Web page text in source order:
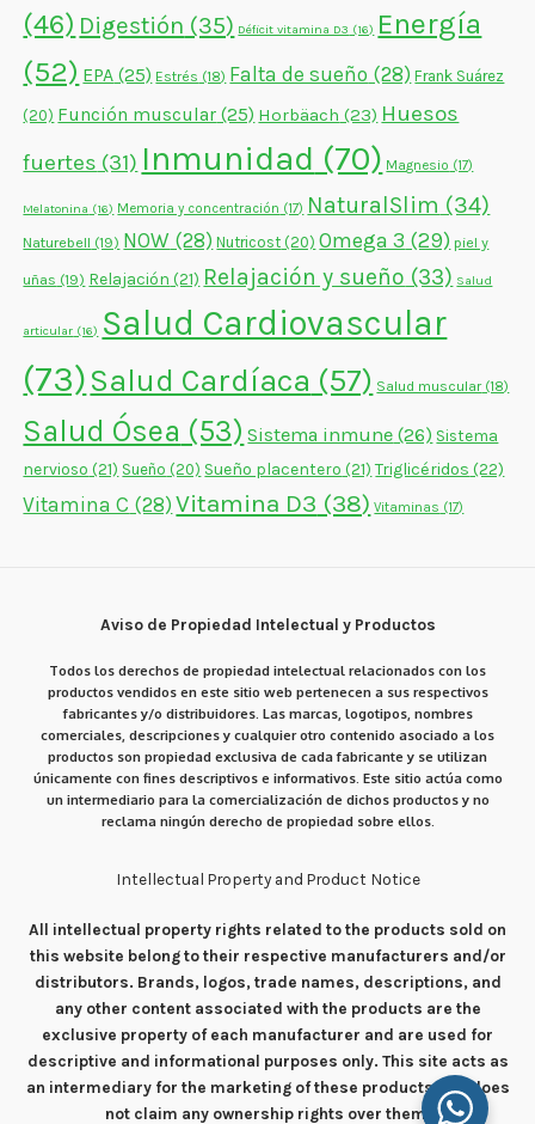
(46) Digestión (35) Déficit vitamina D3 (16) Energía
(52) EPA (25) Estrés (18) Falta de sueño (28) Frank Suárez
(20) Función muscular (25) Horbäach (23) Huesos
fuertes (31) Inmunidad (70) Magnesio (17)
Melatonina (16) Memoria y concentración (17) NaturalSlim (34)
Naturebell (19) NOW (28) Nutricost (20) Omega 3 (29) piel y
uñas (19) Relajación (21) Relajación y sueño (33) Salud
articular (16) Salud Cardiovascular
(73)Salud Cardíaca (57) Salud muscular(18)
Salud Ósea (53) Sistema inmune (26) Sistema
nervioso (21) Sueño (20) Sueño placentero (21) Triglicéridos (22)
Vitamina C (28) Vitamina D3 (38) Vitaminas (17)
Aviso de Propiedad Intelectual y Productos
Todos los derechos de propiedad intelectual relacionados con los
productos vendidos en este sitio web pertenecen a sus respectivos
fabricantes y/o distribuidores. Las marcas, logotipos, nombres
comerciales, descripciones y cualquier otro contenido asociado a los
productos son propiedad exclusiva de cada fabricante y se utilizan
únicamente con fines descriptivos e informativos. Este sitio actúa como
un intermediario para la comercialización de dichos productos y no
reclama ningún derecho de propiedad sobre ellos.
Intellectual Property and Product Notice
All intellectual property rights related to the products sold on
this website belong to their respective manufacturers and/or
distributors. Brands, logos, trade names, descriptions, and
any other content associated with the products are the
exclusive property of each manufacturer and are used for
descriptive and informational purposes only. This site acts as
an intermediary for the marketing of these products and does
not claim any ownership rights over them.